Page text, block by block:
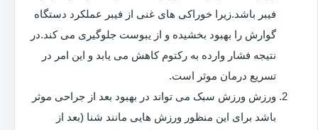
فیبر باشد.زیرا خوراکی های غنی از فیبر عملکرد دستگاه
گوارش را بهبود بخشیده و از یبوست جلوگیری می کند.در
نتیجه فشار وارده به رکتوم کاهش می یابد و این امر در
تسریع درمان موثر است.
ورزش ورزش سبک می تواند در بهبود بعد از جراحی موثر
باشد برای این منظور ورزش هایی مانند شنا (بعد از